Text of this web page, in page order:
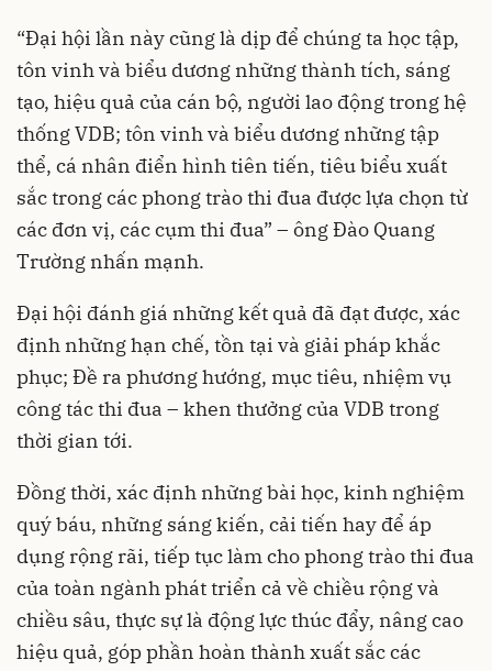
“Đại hội lần này cũng là dịp để chúng ta học tập,
tôn vinh và biểu dương những thành tích, sáng
tạo, hiệu quả của cán bộ, người lao động trong hệ
thống VDB; tôn vinh và biểu dương những tập
thể, cá nhân điển hình tiên tiến, tiêu biểu xuất
sắc trong các phong trào thi đua được lựa chọn từ
các đơn vị, các cụm thi đua” – ông Đào Quang
Trường nhấn mạnh.
Đại hội đánh giá những kết quả đã đạt được, xác
định những hạn chế, tồn tại và giải pháp khắc
phục; Đề ra phương hướng, mục tiêu, nhiệm vụ
công tác thi đua – khen thưởng của VDB trong
thời gian tới.
Đồng thời, xác định những bài học, kinh nghiệm
quý báu, những sáng kiến, cải tiến hay để áp
dụng rộng rãi, tiếp tục làm cho phong trào thi đua
của toàn ngành phát triển cả về chiều rộng và
chiều sâu, thực sự là động lực thúc đẩy, nâng cao
hiệu quả, góp phần hoàn thành xuất sắc các